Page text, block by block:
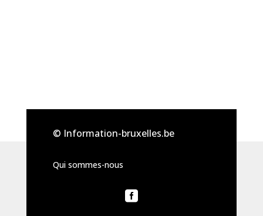
© Information-bruxelles.be
Qui sommes-nous
